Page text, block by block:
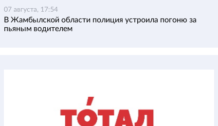
07 августа, 17:54
В Жамбылской области полиция устроила погоню за
пьяным водителем